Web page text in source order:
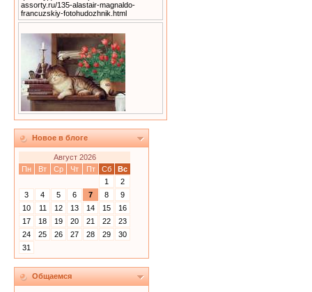
assorty.ru/135-alastair-magnaldo-
francuzskiy-fotohudozhnik.html
Новое в блоге
Август 2026
Пн
Вт Ср Чт Пт Сб
Вс
1
2
3
4 5 6 7 8
9
10
11 12 13 14 15
16
17
18 19 20 21 22
23
24
25 26 27 28 29
30
31
Общаемся